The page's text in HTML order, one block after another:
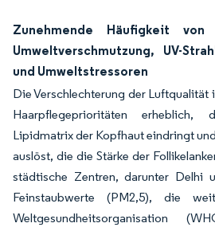
Zunehmende Häufigkeit von
Umweltverschmutzung, UV-
und Umweltstressoren
Die Verschlechterung der Luftqualität
Haarpflegeprioritäten
Lipidmatrix der Kopfhaut eindringt
auslöst, die die Stärke der
städtische Zentren, darunter Delhi
Feinstaubwerte (PM2,5), die
Weltgesundheitsorganisation